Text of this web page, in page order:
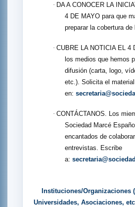
· DA A CONOCER LA
4 DE MAYO para que
preparar la cobertura de
· CUBRE LA NOTICIA EL 4
los medios que hemos
difusión (carta, logo,
etc.). Solicita el material
en:
· CONTÁCTANOS. Los
Sociedad Marcé
encantados de
entrevistas. Escribe
a:
Instituciones/Organizaciones
Universidades, Asociaciones,